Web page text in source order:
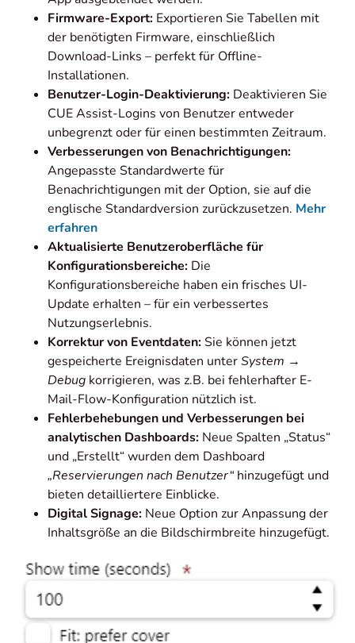
Firmware-Export: Exportieren Sie Tabellen mit
der benötigten Firmware, einschließlich
Download-Links – perfekt für Offline-
Installationen.
Benutzer-Login-Deaktivierung: Deaktivieren Sie
CUE Assist-Logins von Benutzer entweder
unbegrenzt oder für einen bestimmten Zeitraum.
Verbesserungen von Benachrichtigungen:
Angepasste Standardwerte für
Benachrichtigungen mit der Option, sie auf die
englische Standardversion zurückzusetzen. Mehr
erfahren
Aktualisierte Benutzeroberfläche für
Konfigurationsbereiche: Die
Konfigurationsbereiche haben ein frisches UI-
Update erhalten – für ein verbessertes
Nutzungserlebnis.
Korrektur von Eventdaten:Sie können jetzt
gespeicherte Ereignisdaten unterSystem →
Debug korrigieren, was z.B. bei fehlerhafter E-
Mail-Flow-Konfiguration nützlich ist.
Fehlerbehebungen und Verbesserungen bei
analytischen Dashboards: Neue Spalten „Status“
und „Erstellt“ wurden dem Dashboard
„Reservierungen nach Benutzer“ hinzugefügt und
bieten detailliertere Einblicke.
Digital Signage: Neue Option zur Anpassung der
Inhaltsgröße an die Bildschirmbreite hinzugefügt.